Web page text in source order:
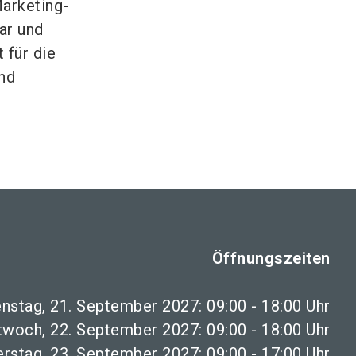
und
für die
Öffnungszeiten
21. September 2027: 09:00 - 18:00 Uhr
22. September 2027: 09:00 - 18:00 Uhr